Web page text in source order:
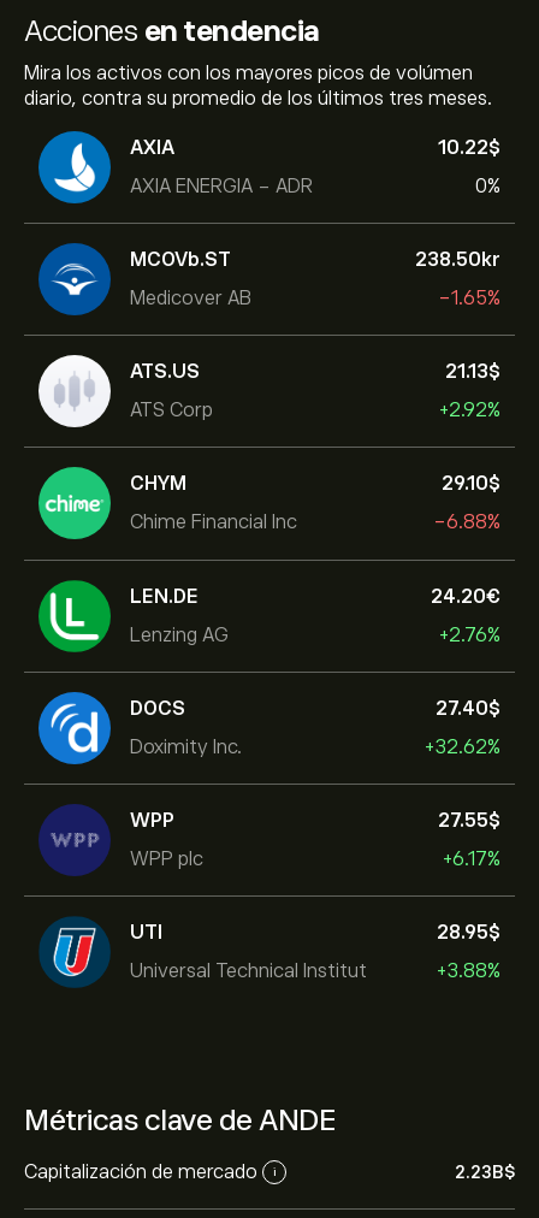
Acciones en tendencia
Mira los activos con los mayores picos de volúmen
diario, contra su promedio de los últimos tres meses.
AXIA
AXIA ENERGIA - ADR
10.22‎$‎
0%
MCOVb.ST
Medicover AB
238.50‎kr‎
-1.65%
ATS.US
ATS Corp
21.13‎$‎
+2.92%
CHYM
Chime Financial Inc
29.10‎$‎
-6.88%
LEN.DE
Lenzing AG
24.20‎€‎
+2.76%
DOCS
Doximity Inc.
27.40‎$‎
+32.62%
WPP
WPP plc
27.55‎$‎
+6.17%
UTI
Universal Technical Institut
28.95‎$‎
+3.88%
Métricas clave de ANDE
Capitalización de mercado i 2.23B‎$‎